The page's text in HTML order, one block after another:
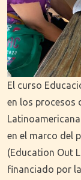
El curso
en los procesos
en el marco del
(Education Out
financiado por